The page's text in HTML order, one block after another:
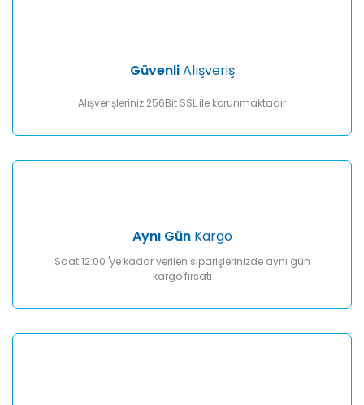
GüvenliAlışveriş
Alışverişleriniz 256Bit SSL ile korunmaktadır
Aynı GünKargo
Saat 12:00 'ye kadar verilen siparişlerinizde aynı gün
kargo fırsatı